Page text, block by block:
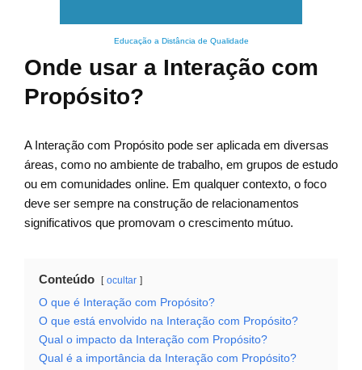
Educação a Distância de Qualidade
Onde usar a Interação com
Propósito?
A Interação com Propósito pode ser aplicada em diversas
áreas, como no ambiente de trabalho, em grupos de estudo
ou em comunidades online. Em qualquer contexto, o foco
deve ser sempre na construção de relacionamentos
significativos que promovam o crescimento mútuo.
Conteúdo ocultar
O que é Interação com Propósito?
O que está envolvido na Interação com Propósito?
Qual o impacto da Interação com Propósito?
Qual é a importância da Interação com Propósito?